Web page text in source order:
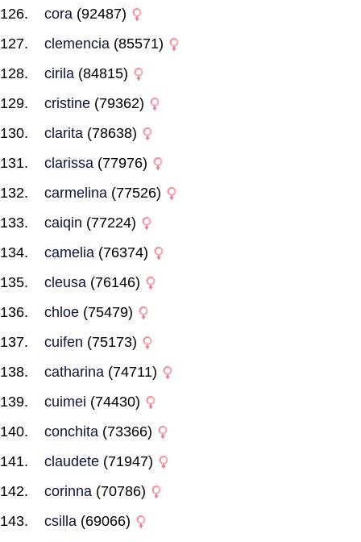
cora (92487)
clemencia (85571)
cirila (84815)
cristine (79362)
clarita (78638)
clarissa (77976)
carmelina (77526)
caiqin (77224)
camelia (76374)
cleusa (76146)
chloe (75479)
cuifen (75173)
catharina (74711)
cuimei (74430)
conchita (73366)
claudete (71947)
corinna (70786)
csilla (69066)